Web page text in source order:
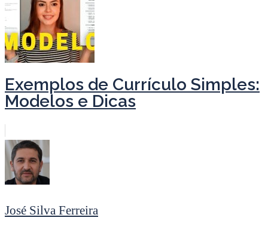
Exemplos de Currículo Simples:
Modelos e Dicas
José Silva Ferreira